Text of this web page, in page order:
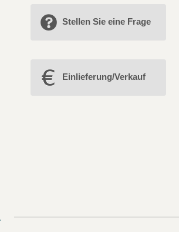
Stellen Sie eine Frage
Einlieferung/Verkauf